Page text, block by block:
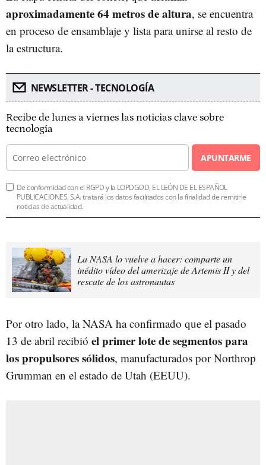
aproximadamente 64 metros de altura, se encuentra
en proceso de ensamblaje y lista para unirse al resto de
la estructura.
NEWSLETTER - TECNOLOGÍA
Recibe de lunes a viernes las noticias clave sobre
tecnología
APUNTARME
De conformidad con el RGPD y la LOPDGDD, EL LEÓN DE EL ESPAÑOL
PUBLICACIONES, S.A. tratará los datos facilitados con la finalidad de remitirle
noticias de actualidad.
La NASA lo vuelve a hacer: comparte un
inédito vídeo del amerizaje de Artemis II y del
rescate de los astronautas
Por otro lado, la NASA ha confirmado que el pasado
13 de abril recibió el primer lote de segmentos para
los propulsores sólidos, manufacturados por Northrop
Grumman en el estado de Utah (EEUU).